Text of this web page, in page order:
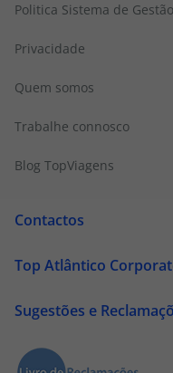
Politica Sistema de
Privacidade
Quem somos
Trabalhe connosco
Blog TopViagens
Contactos
Top Atlântico
Sugestões e